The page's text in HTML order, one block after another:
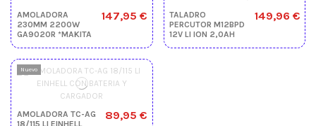
AMOLADORA
230MM 2200W
GA9020R *MAKITA
147,95 €
TALADRO
PERCUTOR M12BPD
12V LI ION 2,0AH
149,96 €
Nuevo
AMOLADORA TC-AG
18/115 LI EINHELL
89,95 €